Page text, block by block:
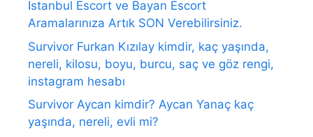
İstanbul Escort ve Bayan Escort
Aramalarınıza Artık SON Verebilirsiniz.
Survivor Furkan Kızılay kimdir, kaç yaşında,
nereli, kilosu, boyu, burcu, saç ve göz rengi,
instagram hesabı
Survivor Aycan kimdir? Aycan Yanaç kaç
yaşında, nereli, evli mi?